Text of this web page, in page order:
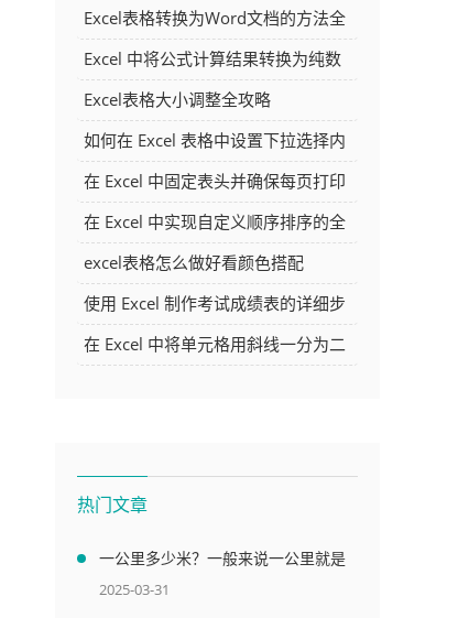
Excel表格转换为Word文档的方法全
解析
Excel 中将公式计算结果转换为纯数
字的多种方法
Excel表格大小调整全攻略
如何在 Excel 表格中设置下拉选择内
容
在 Excel 中固定表头并确保每页打印
时都显示表头的方法详解
在 Excel 中实现自定义顺序排序的全
面指南
excel表格怎么做好看颜色搭配
使用 Excel 制作考试成绩表的详细步
骤及技巧
在 Excel 中将单元格用斜线一分为二
热门文章
一公里多少米？一般来说一公里就是
1000米
2025-03-31